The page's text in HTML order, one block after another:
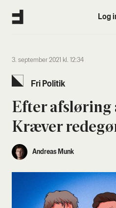
Log
3. september 2021 kl. 12:34
Fri Poli­tik
Efter afslø­ring
Kræ­ver
Andreas Munk